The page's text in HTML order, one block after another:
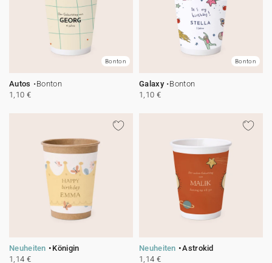
Bonton
Autos
Bonton
1,10 €
Bonton
Galaxy
Bonton
1,10 €
Neuheiten
Königin
1,14 €
Neuheiten
Astrokid
1,14 €